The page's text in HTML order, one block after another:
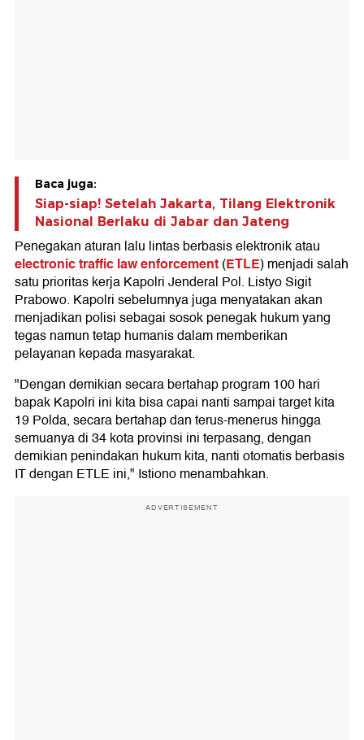
Baca juga:
Siap-siap! Setelah Jakarta, Tilang Elektronik
Nasional Berlaku di Jabar dan Jateng
Penegakan aturan lalu lintas berbasis elektronik atau
electronic traffic law enforcement(ETLE) menjadi salah
satu prioritas kerja Kapolri Jenderal Pol. Listyo Sigit
Prabowo. Kapolri sebelumnya juga menyatakan akan
menjadikan polisi sebagai sosok penegak hukum yang
tegas namun tetap humanis dalam memberikan
pelayanan kepada masyarakat.
"Dengan demikian secara bertahap program 100 hari
bapak Kapolri ini kita bisa capai nanti sampai target kita
19 Polda, secara bertahap dan terus-menerus hingga
semuanya di 34 kota provinsi ini terpasang, dengan
demikian penindakan hukum kita, nanti otomatis berbasis
IT dengan ETLE ini," Istiono menambahkan.
ADVERTISEMENT